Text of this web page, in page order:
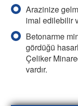
Arazinize
imal edilebilir
Betonarme
gördüğü
Çeliker
vardır.